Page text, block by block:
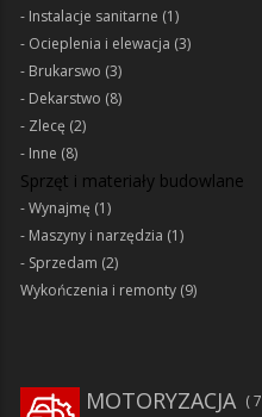
Instalacje sanitarne (1)
Ocieplenia i elewacja (3)
Brukarswo (3)
Dekarstwo (8)
Zlecę (2)
Inne (8)
Sprzęt i materiały budowlane
Wynajmę (1)
Maszyny i narzędzia (1)
Sprzedam (2)
Wykończenia i remonty (9)
MOTORYZACJA 7